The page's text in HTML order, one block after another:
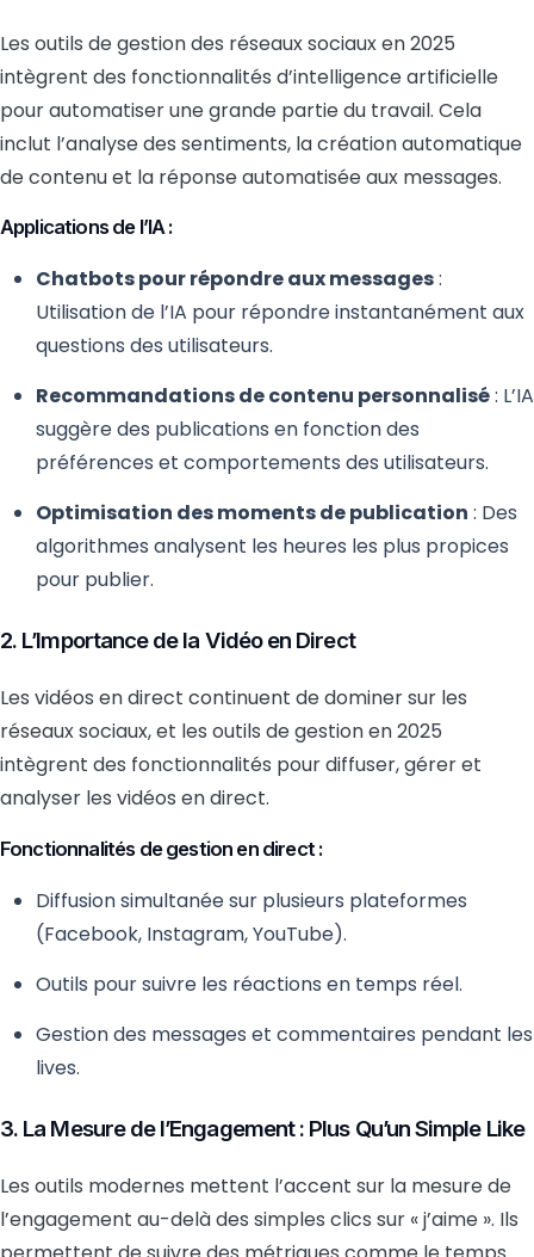
Les outils de gestion des réseaux sociaux en 2025
intègrent des fonctionnalités d’intelligence artificielle
pour automatiser une grande partie du travail. Cela
inclut l’analyse des sentiments, la création automatique
de contenu et la réponse automatisée aux messages.
Applications de l’IA :
Chatbots pour répondre aux messages:
Utilisation de l’IA pour répondre instantanément aux
questions des utilisateurs.
Recommandations de contenu personnalisé: L’IA
suggère des publications en fonction des
préférences et comportements des utilisateurs.
Optimisation des moments de publication : Des
algorithmes analysent les heures les plus propices
pour publier.
2. L’Importance de la Vidéo en Direct
Les vidéos en direct continuent de dominer sur les
réseaux sociaux, et les outils de gestion en 2025
intègrent des fonctionnalités pour diffuser, gérer et
analyser les vidéos en direct.
Fonctionnalités de gestion en direct :
Diffusion simultanée sur plusieurs plateformes
(Facebook, Instagram, YouTube).
Outils pour suivre les réactions en temps réel.
Gestion des messages et commentaires pendant les
lives.
3. La Mesure de l’Engagement : Plus Qu’un Simple Like
Les outils modernes mettent l’accent sur la mesure de
l’engagement au-delà des simples clics sur « j’aime ». Ils